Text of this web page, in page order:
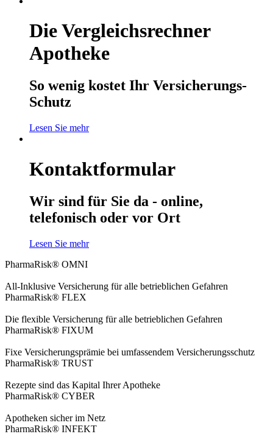
Die Vergleichsrechner
Apotheke
So wenig kostet Ihr Versicherungs-
Schutz
Lesen Sie mehr
Kontaktformular
Wir sind für Sie da - online,
telefonisch oder vor Ort
Lesen Sie mehr
PharmaRisk® OMNI
All-Inklusive Versicherung für alle betrieblichen Gefahren
PharmaRisk® FLEX
Die flexible Versicherung für alle betrieblichen Gefahren
PharmaRisk® FIXUM
Fixe Versicherungsprämie bei umfassendem Versicherungsschutz
PharmaRisk® TRUST
Rezepte sind das Kapital Ihrer Apotheke
PharmaRisk® CYBER
Apotheken sicher im Netz
PharmaRisk® INFEKT